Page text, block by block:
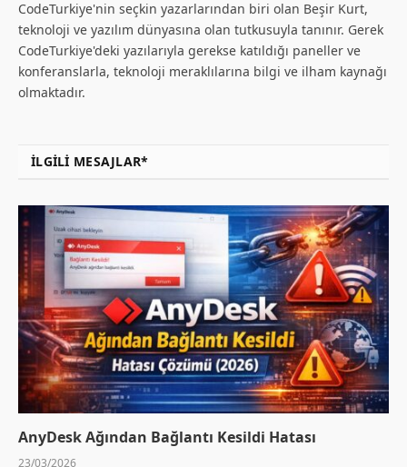
CodeTurkiye'nin seçkin yazarlarından biri olan Beşir Kurt,
teknoloji ve yazılım dünyasına olan tutkusuyla tanınır. Gerek
CodeTurkiye'deki yazılarıyla gerekse katıldığı paneller ve
konferanslarla, teknoloji meraklılarına bilgi ve ilham kaynağı
olmaktadır.
İLGILI MESAJLAR*
AnyDesk Ağından Bağlantı Kesildi Hatası
23/03/2026